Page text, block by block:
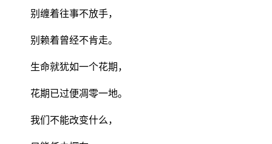
别缠着往事不放手，
别赖着曾经不肯走。
生命就犹如一个花期，
花期已过便凋零一地。
我们不能改变什么，